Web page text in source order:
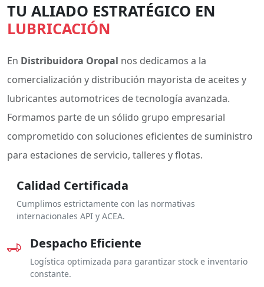
TU ALIADO ESTRATÉGICO EN
LUBRICACIÓN
En Distribuidora Oropal nos dedicamos a la
comercialización y distribución mayorista de aceites y
lubricantes automotrices de tecnología avanzada.
Formamos parte de un sólido grupo empresarial
comprometido con soluciones eficientes de suministro
para estaciones de servicio, talleres y flotas.
Calidad Certificada
Cumplimos estrictamente con las normativas
internacionales API y ACEA.
Despacho Eficiente
Logística optimizada para garantizar stock e inventario
constante.